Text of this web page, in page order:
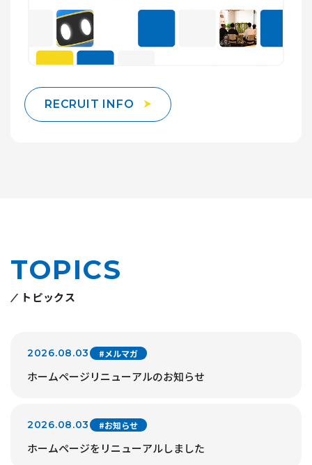
RECRUIT INFO
TOPICS
トピックス
2026.08.03 #メルマガ
ホームページリニューアルのお知らせ
2026.08.03 #お知らせ
ホームページをリニューアルしました